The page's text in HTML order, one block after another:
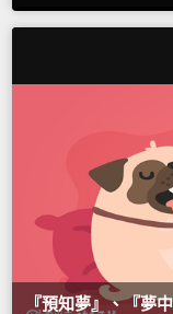
『預知夢』、『夢